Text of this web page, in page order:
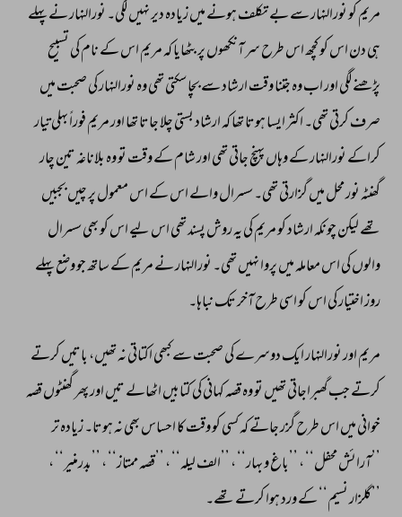
مریم کو نورالنہار سے بے تکلف ہونے میں زیادہ دیر نہیں لگی۔ نورالنہار نے پہلے
ہی دن اس کو کچھ اس طرح سر آنکھوں پر بٹھایا کہ مریم اس کے نام کی تسبیح
پڑھنے لگی اور اب وہ جتنا وقت ارشاد سے بچا سکتی تھی وہ نورالنہار کی صحبت میں
صرف کرتی تھی۔ اکثر ایسا ہوتا تھا کہ ارشاد بستی چلا جاتا تھا اور مریم فوراً بہلی تیار
کراکے نورالنہار کے وہاں پہنچ جاتی تھی اور شام کے وقت تو وہ بلاناغہ تین چار
گھنٹہ نور محل میں گزارتی تھی۔ سسرال والے اس کے اس معمول پر چیں بجبیں
تھے لیکن چونکہ ارشاد کو مریم کی یہ روش پسند تھی اس لیے اس کو بھی سسرال
والوں کی اس معاملہ میں پروا نہیں تھی۔ نورالنہار نے مریم کے ساتھ جو وضع پہلے
روز اختیار کی اس کو اسی طرح آخر تک نباہا۔
مریم اور نورالنہار ایک دوسرے کی صحبت سے کبھی اکتاتی نہ تھیں، باتیں کرتے
کرتے جب گھبراجاتی تھیں تو وہ قصہ کہانی کی کتابیں اٹھالے تیں اور پھر گھنٹوں قصہ
خوانی میں اس طرح گزر جاتے کہ کسی کو وقت کا احساس بھی نہ ہوتا۔ زیادہ تر
’’آرائش محفل‘‘ ، ’’باغ و بہار‘‘ ، ’’الف لیلہ‘‘ ، ’’قصہ ممتاز‘‘ ، ’’بدرمنیر‘‘ ،
’’گلزار نسیم‘‘ کے ورد ہوا کرتے تھے۔